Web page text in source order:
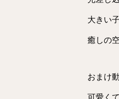
大きい
癒しの
おまけ
可愛く